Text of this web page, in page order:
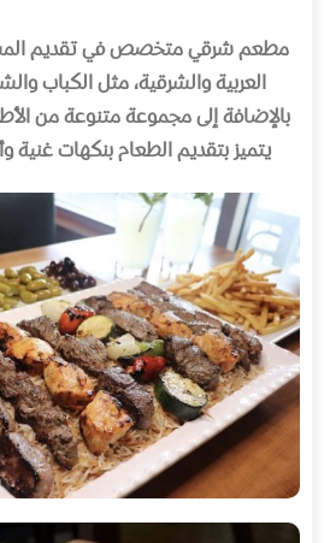
مطعم شرقي متخصص في تقديم
العربية والشرقية، مثل الكباب
بالإضافة إلى مجموعة متنوعة من
يتميز بتقديم الطعام بنكهات